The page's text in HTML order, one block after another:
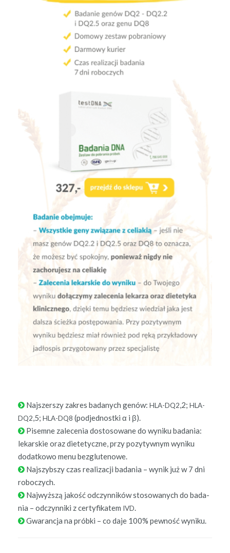
Najsz­er­szy zakres badanych genów: HLA-DQ2,2; HLA-
DQ2,5; HLA-DQ8 (pod­jed­nos­t­ki α i β).
Pisemne zalece­nia dos­tosowane do wyniku bada­nia:
lekarskie oraz diete­ty­czne, przy pozy­ty­wnym wyniku
dodatkowo menu bezglutenowe.
Najszyb­szy czas real­iza­cji bada­nia – wynik już w 7 dni
roboczych.
Najwyższą jakość odczyn­ników stosowanych do bada­
nia – odczyn­ni­ki z cer­ty­fikatem IVD.
Gwaranc­ja na prób­ki – co daje 100% pewność wyniku.